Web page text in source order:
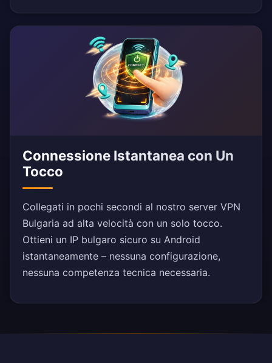
Connessione Istantanea con Un
Tocco
Collegati in pochi secondi al nostro server VPN
Bulgaria ad alta velocità con un solo tocco.
Ottieni un IP bulgaro sicuro su Android
istantaneamente – nessuna configurazione,
nessuna competenza tecnica necessaria.